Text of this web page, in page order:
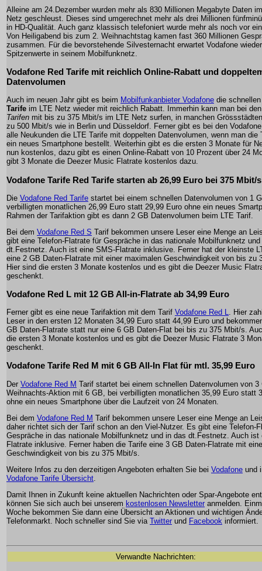
Alleine am 24.Dezember wurden mehr als 830 Millionen Megabyte Daten
Netz geschleust. Dieses sind umgerechnet mehr als drei Millionen
in HD-Qualität. Auch ganz klassisch telefoniert wurde mehr als noch vor
Von Heiligabend bis zum 2. Weihnachtstag kamen fast 360 Millionen
zusammen. Für die bevorstehende Silvesternacht erwartet Vodafone
Spitzenwerte in seinem Mobilfunknetz.
Vodafone Red Tarife mit reichlich Online-Rabatt und
Datenvolumen
Auch im neuen Jahr gibt es beim Mobilfunkanbieter Vodafone die
Tarife im LTE Netz wieder mit reichlich Rabatt. Immerhin kann man bei
Tarifen mit bis zu 375 Mbit/s im LTE Netz surfen, in manchen
zu 500 Mbit/s wie in Berlin und Düsseldorf. Ferner gibt es bei den
alle Neukunden die LTE Tarife mit doppelten Datenvolumen, wenn man die
ein neues Smartphone bestellt. Weiterhin gibt es die ersten 3 Monate für
nun kostenlos, dazu gibt es einen Online-Rabatt von 10 Prozent über 24
gibt 3 Monate die Deezer Music Flatrate kostenlos dazu.
Vodafone Tarife Red Tarife starten ab 26,99 Euro bei 375 Mbit/s
Die Vodafone Red Tarife startet bei einem schnellen Datenvolumen von 1
verbilligten monatlichen 26,99 Euro statt 29,99 Euro ohne ein neues
Rahmen der Tarifaktion gibt es dann 2 GB Datenvolumen beim LTE Tarif.
Bei dem Vodafone Red S Tarif bekommen unsere Leser eine Menge an
gibt eine Telefon-Flatrate für Gespräche in das nationale Mobilfunknetz
dt.Festnetz. Auch ist eine SMS-Flatrate inklusive. Ferner hat der kleinste
eine 2 GB Daten-Flatrate mit einer maximalen Geschwindigkeit von bis zu
Hier sind die ersten 3 Monate kostenlos und es gibt die Deezer Music
geschenkt.
Vodafone Red L mit 12 GB All-in-Flatrate ab 34,99 Euro
Ferner gibt es eine neue Tarifaktion mit dem Tarif Vodafone Red L. Hier
Leser in den ersten 12 Monaten 34,99 Euro statt 44,99 Euro und
GB Daten-Flatrate statt nur eine 6 GB Daten-Flat bei bis zu 375 Mbit/s.
die ersten 3 Monate kostenlos und es gibt die Deezer Music Flatrate 3
geschenkt.
Vodafone Tarife Red M mit 6 GB All-In Flat für mtl. 35,99 Euro
Der Vodafone Red M Tarif startet bei einem schnellen Datenvolumen von 3
Weihnachts-Aktion mit 6 GB, bei verbilligten monatlichen 35,99 Euro statt
ohne ein neues Smartphone über die Laufzeit von 24 Monaten.
Bei dem Vodafone Red M Tarif bekommen unsere Leser eine Menge an
daher richtet sich der Tarif schon an den Viel-Nutzer. Es gibt eine Telefon-
Gespräche in das nationale Mobilfunknetz und in das dt.Festnetz. Auch ist
Flatrate inklusive. Ferner haben die Tarife eine 3 GB Daten-Flatrate mit
Geschwindigkeit von bis zu 375 Mbit/s.
Weitere Infos zu den derzeitigen Angeboten erhalten Sie bei Vodafone und
Vodafone Tarife Übersicht
Damit Ihnen in Zukunft keine aktuellen Nachrichten oder Spar-Angebote
können Sie sich auch bei unserem kostenlosen Newsletter anmelden.
Woche bekommen Sie dann eine Übersicht an Aktionen und wichtigen
Telefonmarkt. Noch schneller sind Sie via Twitter und Facebook informiert.
Verwandte Nachrichten: